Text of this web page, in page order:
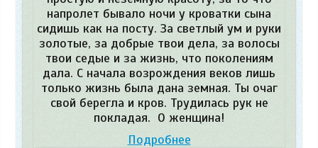
напролет бывало ночи у кроватки сына
сидишь как на посту. За светлый ум и руки
золотые, за добрые твои дела, за волосы
твои седые и за жизнь, что поколениям
дала. С начала возрождения веков лишь
только жизнь была дана земная. Ты очаг
свой берегла и кров. Трудилась рук не
покладая. О женщина!
Подробнее